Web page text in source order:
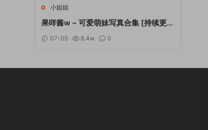
小姐姐
果咩酱w – 可爱萌妹写真合集 [持续更
07-05 8.4w 0